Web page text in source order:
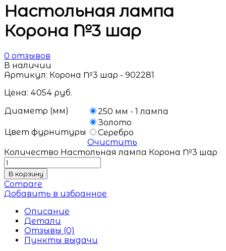
Настольная лампа
Корона №3 шар
0 отзывов
В наличии
Артикул: Корона №3 шар - 902281
Цена: 4054 руб.
Диаметр (мм)
250 мм - 1 лампа
Цвет фурнитуры
Золото
Серебро
Очистить
Количество Настольная лампа Корона №3 шар
В корзину
Compare
Добавить в избранное
Описание
Детали
Отзывы (0)
Пункты выдачи